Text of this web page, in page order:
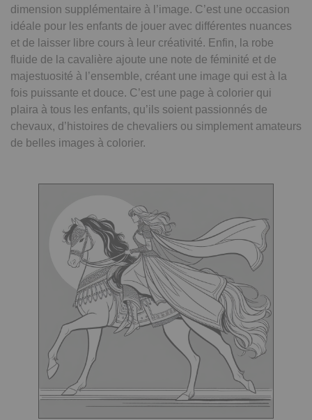
dimension supplémentaire à l’image. C’est une occasion
idéale pour les enfants de jouer avec différentes nuances
et de laisser libre cours à leur créativité. Enfin, la robe
fluide de la cavalière ajoute une note de féminité et de
majestuosité à l’ensemble, créant une image qui est à la
fois puissante et douce. C’est une page à colorier qui
plaira à tous les enfants, qu’ils soient passionnés de
chevaux, d’histoires de chevaliers ou simplement amateurs
de belles images à colorier.